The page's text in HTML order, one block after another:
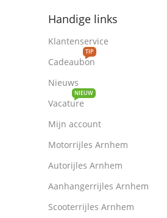
Handige links
Klantenservice
Cadeaubon
TIP
Nieuws
Vacature
NIEUW
Mijn account
Motorrijles Arnhem
Autorijles Arnhem
Aanhangerrijles Arnhem
Scooterrijles Arnhem